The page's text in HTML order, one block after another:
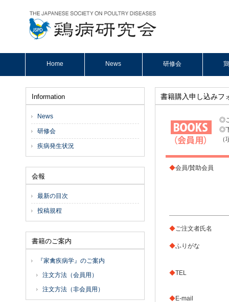
Home News 研修会
書籍購入申し込みフ
◎
◎
◆会員/賛助会員
◆ご注文者氏名
◆ふりがな
◆TEL
◆E-mail
Information
News
研修会
疾病発生状況
会報
最新の目次
投稿規程
書籍のご案内
『家禽疾病学』のご案内
注文方法（会員用）
注文方法（非会員用）